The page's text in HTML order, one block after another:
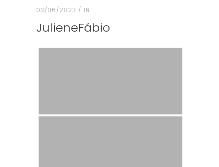
03/06/2023 IN
JulieneFábio